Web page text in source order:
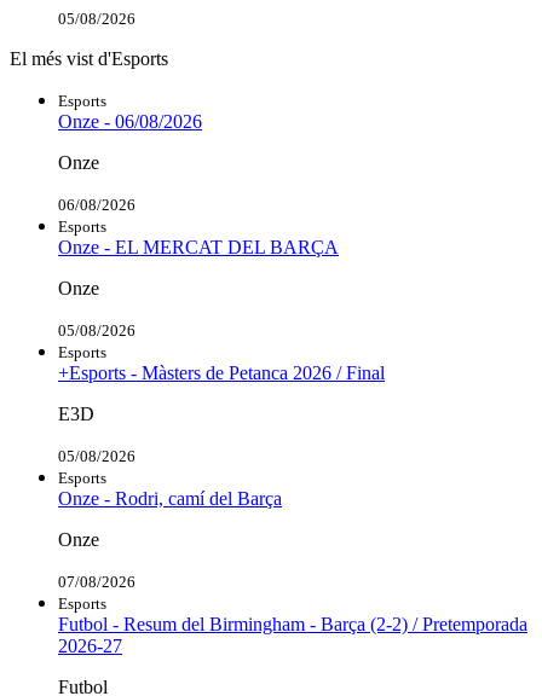
05/08/2026
El més vist d'Esports
Esports
Onze - 06/08/2026
Onze
06/08/2026
Esports
Onze - EL MERCAT DEL BARÇA
Onze
05/08/2026
Esports
+Esports - Màsters de Petanca 2026 / Final
E3D
05/08/2026
Esports
Onze - Rodri, camí del Barça
Onze
07/08/2026
Esports
Futbol - Resum del Birmingham - Barça (2-2) / Pretemporada
2026-27
Futbol